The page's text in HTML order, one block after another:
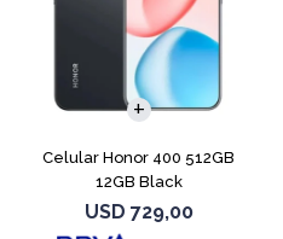
Celular Honor 400 512GB
12GB Black
USD 729,00
COMPARAR